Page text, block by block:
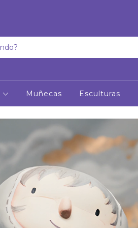
Muñecas Esculturas